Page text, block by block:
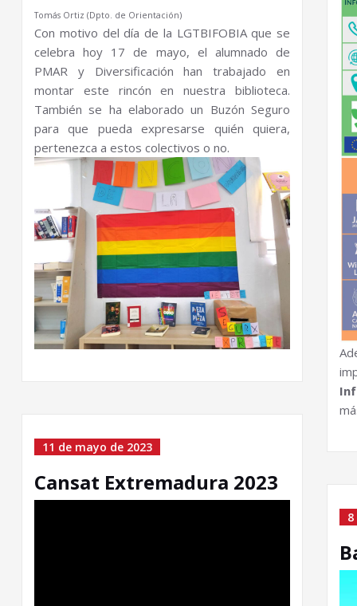
Tomás Ortiz (Dpto. de Orientación)
Con motivo del día de la LGTBIFOBIA que se
celebra hoy 17 de mayo, el alumnado de
PMAR y Diversificación han trabajado en
montar este rincón en nuestra biblioteca.
También se ha elaborado un Buzón Seguro
para que pueda expresarse quién quiera,
pertenezca a estos colectivos o no.
11 de mayo de 2023
Cansat Extremadura 2023